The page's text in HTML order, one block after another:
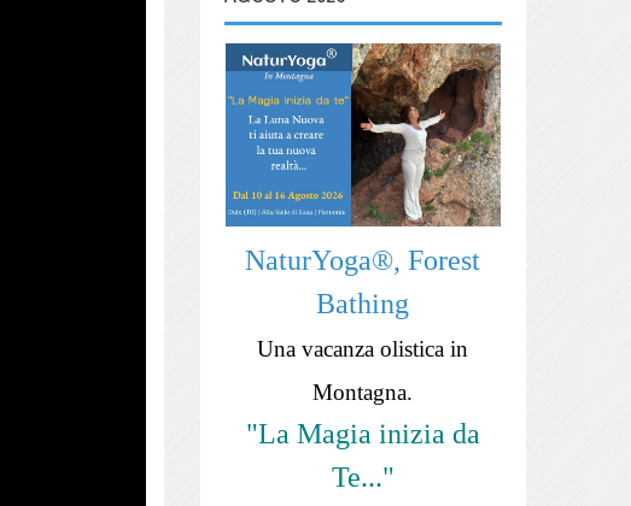
NaturYoga®, Forest
Bathing
Una vacanza olistica in
Montagna.
"La Magia inizia da
Te..."